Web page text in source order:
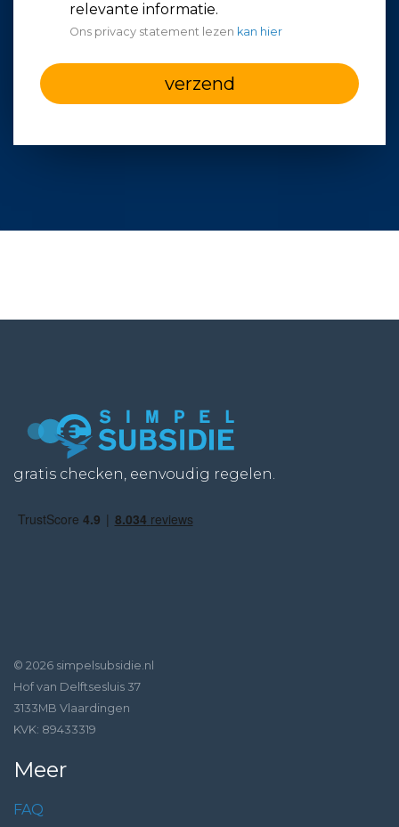
relevante informatie.
Ons privacy statement lezen kan hier
verzend
gratis checken, eenvoudig regelen.
© 2026 simpelsubsidie.nl
Hof van Delftsesluis 37
3133MB Vlaardingen
KVK: 89433319
Meer
FAQ